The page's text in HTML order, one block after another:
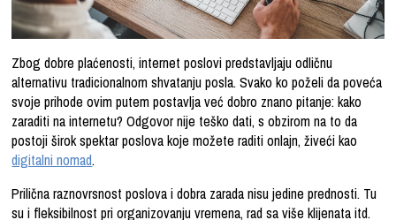
Zbog dobre plaćenosti, internet poslovipredstavljajuodličnu
alternativu tradicionalnom shvatanju posla. Svako ko poželi da poveća
svoje prihode ovim putem postavlja već dobro znano pitanje: kako
zaraditi na internetu? Odgovor nije teško dati, s obzirom na to da
postoji širok spektar poslova koje možete raditi onlajn, živeći kao
digitalni nomad.
Prilična raznovrsnost poslova i dobra zarada nisu jedine prednosti. Tu
su i fleksibilnost pri organizovanju vremena, rad sa više klijenata itd.